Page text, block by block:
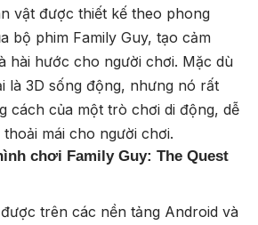
vật được thiết kế theo phong
bộ phim Family Guy, tạo cảm
hài hước cho người chơi. Mặc dù
là 3D sống động, nhưng nó rất
cách của một trò chơi di động, dễ
mái cho người chơi.
chơi Family Guy: The Quest
trên các nền tảng Android và